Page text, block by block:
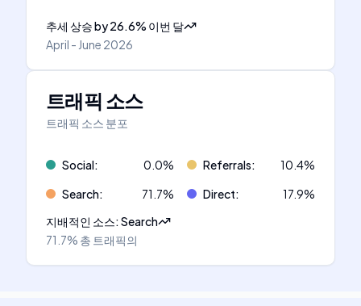
추세 상승by26.6% 이번 달
April - June 2026
트래픽 소스
트래픽 소스 분포
Social: 0.0% Referrals: 10.4%
Search: 71.7% Direct: 17.9%
지배적인 소스:Search
71.7% 총 트래픽의